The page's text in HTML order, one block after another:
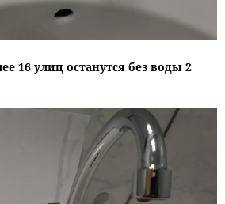
16 улиц останутся без воды 2